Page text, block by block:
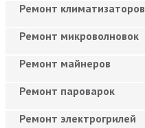
Ремонт климатизаторов
Ремонт микроволновок
Ремонт майнеров
Ремонт пароварок
Ремонт электрогрилей